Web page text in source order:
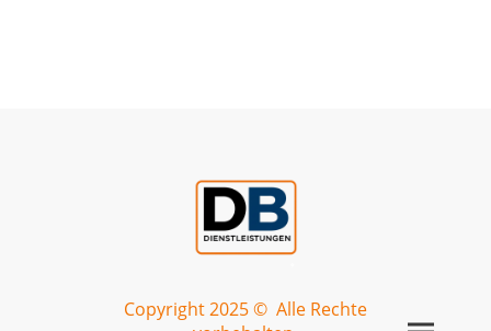
Copyright 2025 © Alle Rechte